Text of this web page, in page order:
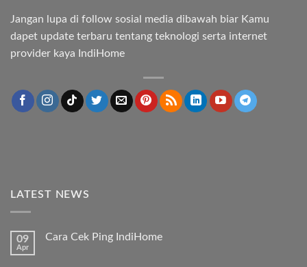
Jangan lupa di follow sosial media dibawah biar Kamu
dapet update terbaru tentang teknologi serta internet
provider kaya IndiHome
LATEST NEWS
09
Apr
Cara Cek Ping IndiHome